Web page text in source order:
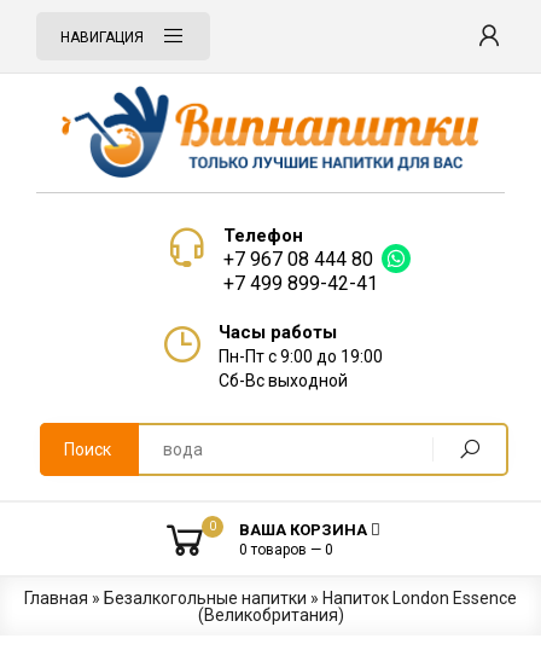
НАВИГАЦИЯ
Телефон
+7 967 08 444 80
+7 499 899-42-41
Часы работы
Пн-Пт с 9:00 до 19:00
Сб-Вс выходной
Поиск
0 ВАША КОРЗИНА
0 товаров — 0
Главная » Безалкогольные напитки » Напиток London Essence
(Великобритания)